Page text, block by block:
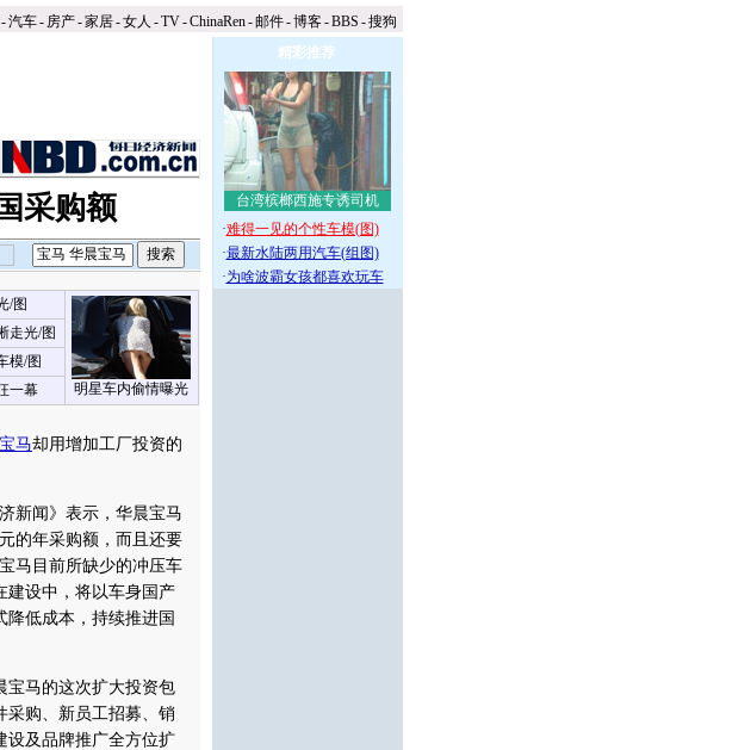
-汽车- 房产-家居-女人 -TV-ChinaRen-邮件-博客-BBS -搜狗
采购额
/图
明星车内偷情曝光
走光/图
模/图
一幕
宝马却用增加工厂投资的
新闻》表示，华晨宝马
的年采购额，而且还要
马目前所缺少的冲压车
建设中，将以车身国产
降低成本，持续推进国
马的这次扩大投资包
采购、新员工招募、销
设及品牌推广全方位扩
精彩推荐
台湾槟榔西施专诱司机
·难得一见的个性车模(图)
·最新水陆两用汽车(组图)
·为啥波霸女孩都喜欢玩车